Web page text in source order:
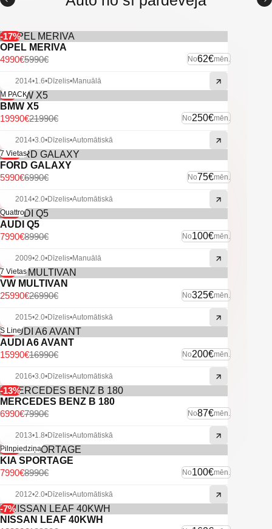
-Hands-free sistēma.
-Seat multimedia.
-Miglas lukturi.
-Navigācija.
-Sakabes āķis.
-Automātiskās tuvās gaismas.
-U.C. ekstras.
-17%
OPEL MERIVA
No62€mēn.
5990€
4990€
2014•1.6•Dīzelis•Manuālā
-9%
M PACK
BMW X5
No250€mēn.
21990€
19990€
2014•3.0•Dīzelis•Automātiskā
-14%
7 Vietas
FORD GALAXY
No75€mēn.
6990€
5990€
2014•2.0•Dīzelis•Automātiskā
-11%
Quattro
AUDI Q5
No100€mēn.
8990€
7990€
2009•2.0•Dīzelis•Manuālā
-4%
7 Vietas
VW MULTIVAN
No325€mēn.
26990€
25990€
2015•2.0•Dīzelis•Automātiskā
-6%
S Line
AUDI A6 AVANT
No200€mēn.
16990€
15990€
2016•3.0•Dīzelis•Automātiskā
-13%
MERCEDES BENZ B 180
No87€mēn.
7990€
6990€
2013•1.8•Dīzelis•Automātiskā
-11%
Pilnpiedziņa
KIA SPORTAGE
No100€mēn.
8990€
7990€
2012•2.0•Dīzelis•Automātiskā
-7%
NISSAN LEAF 40KWH